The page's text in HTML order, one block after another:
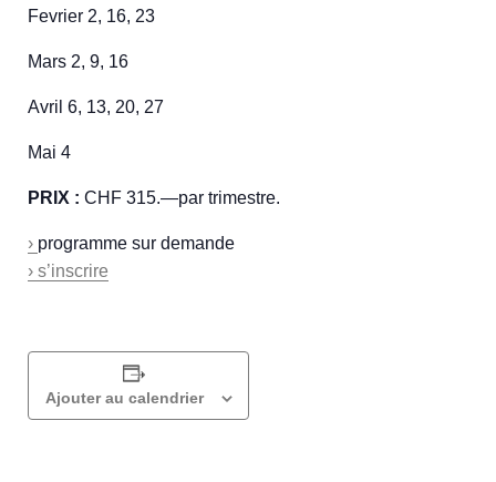
Fevrier 2, 16, 23
Mars 2, 9, 16
Avril 6, 13, 20, 27
Mai 4
PRIX : CHF 315.—par trimestre.
› programme sur demande
› s’inscrire
Ajouter au calendrier